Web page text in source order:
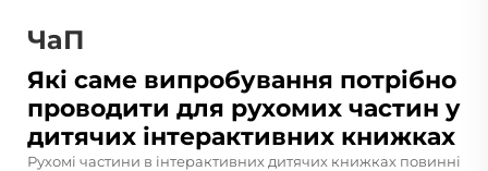
ЧаП
Які саме випробування потрібно
проводити для рухомих частин у
дитячих інтерактивних книжках
Рухомі частини в інтерактивних дитячих книжках повинні